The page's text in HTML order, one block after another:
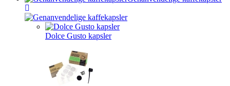
Dolce Gusto kapsler